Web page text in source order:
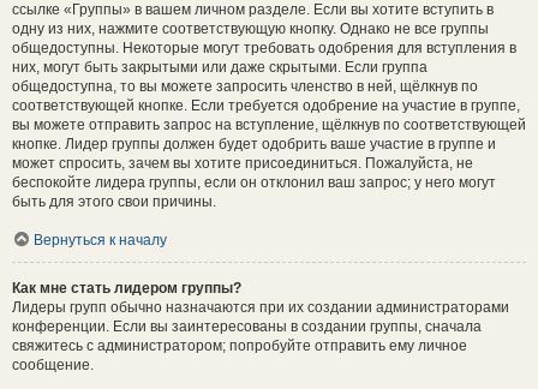
ссылке «Группы» в вашем личном разделе. Если вы хотите вступить в
одну из них, нажмите соответствующую кнопку. Однако не все группы
общедоступны. Некоторые могут требовать одобрения для вступления в
них, могут быть закрытыми или даже скрытыми. Если группа
общедоступна, то вы можете запросить членство в ней, щёлкнув по
соответствующей кнопке. Если требуется одобрение на участие в группе,
вы можете отправить запрос на вступление, щёлкнув по соответствующей
кнопке. Лидер группы должен будет одобрить ваше участие в группе и
может спросить, зачем вы хотите присоединиться. Пожалуйста, не
беспокойте лидера группы, если он отклонил ваш запрос; у него могут
быть для этого свои причины.
Вернуться к началу
Как мне стать лидером группы?
Лидеры групп обычно назначаются при их создании администраторами
конференции. Если вы заинтересованы в создании группы, сначала
свяжитесь с администратором; попробуйте отправить ему личное
сообщение.